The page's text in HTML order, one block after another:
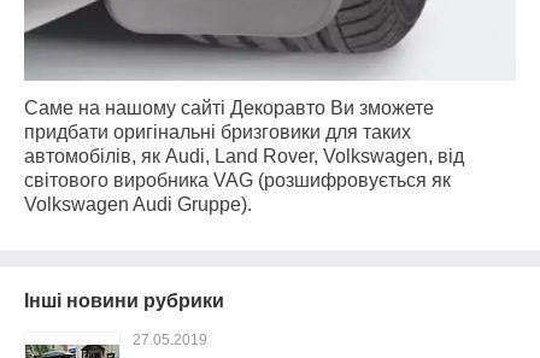
Саме на нашому сайті Декоравто Ви зможете
придбати оригінальні бризговики для таких
автомобілів, як Audi, Land Rover, Volkswagen, від
світового виробника VAG (розшифровується як
Volkswagen Audi Gruppe).
Інші новини рубрики
27.05.2019